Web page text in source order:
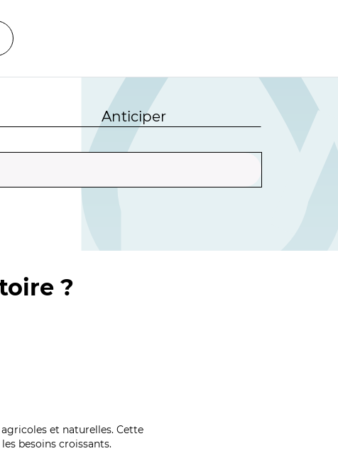
Anticiper
?
et naturelles. Cette
besoins croissants.